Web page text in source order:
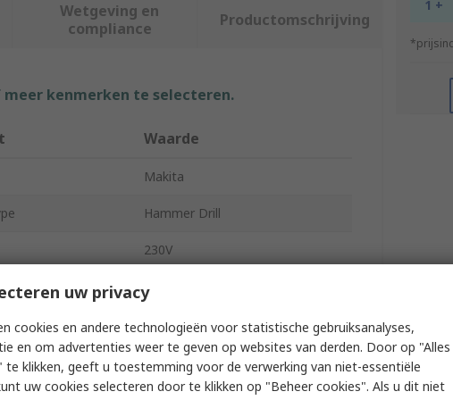
1 +
Wetgeving en
compliance
Productomschrijving
kenmerken te selecteren.
Waarde
Makita
Hammer Drill
230V
Corded
Brushed
Straight
HP1631
uw privacy
cookies en andere technologieën voor statistische gebruiksanalyses,
en om advertenties weer te geven op websites van derden. Door op "Alles
te klikken, geeft u toestemming voor de verwerking van niet-essentiële
uw cookies selecteren door te klikken op "Beheer cookies". Als u dit niet